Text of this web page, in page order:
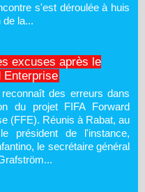
s'est déroulée à huis
de la...
excuses après le
Enterprise
des erreurs dans
du projet FIFA Forward
(FFE). Réunis à Rabat, au
président de l'instance,
le secrétaire général